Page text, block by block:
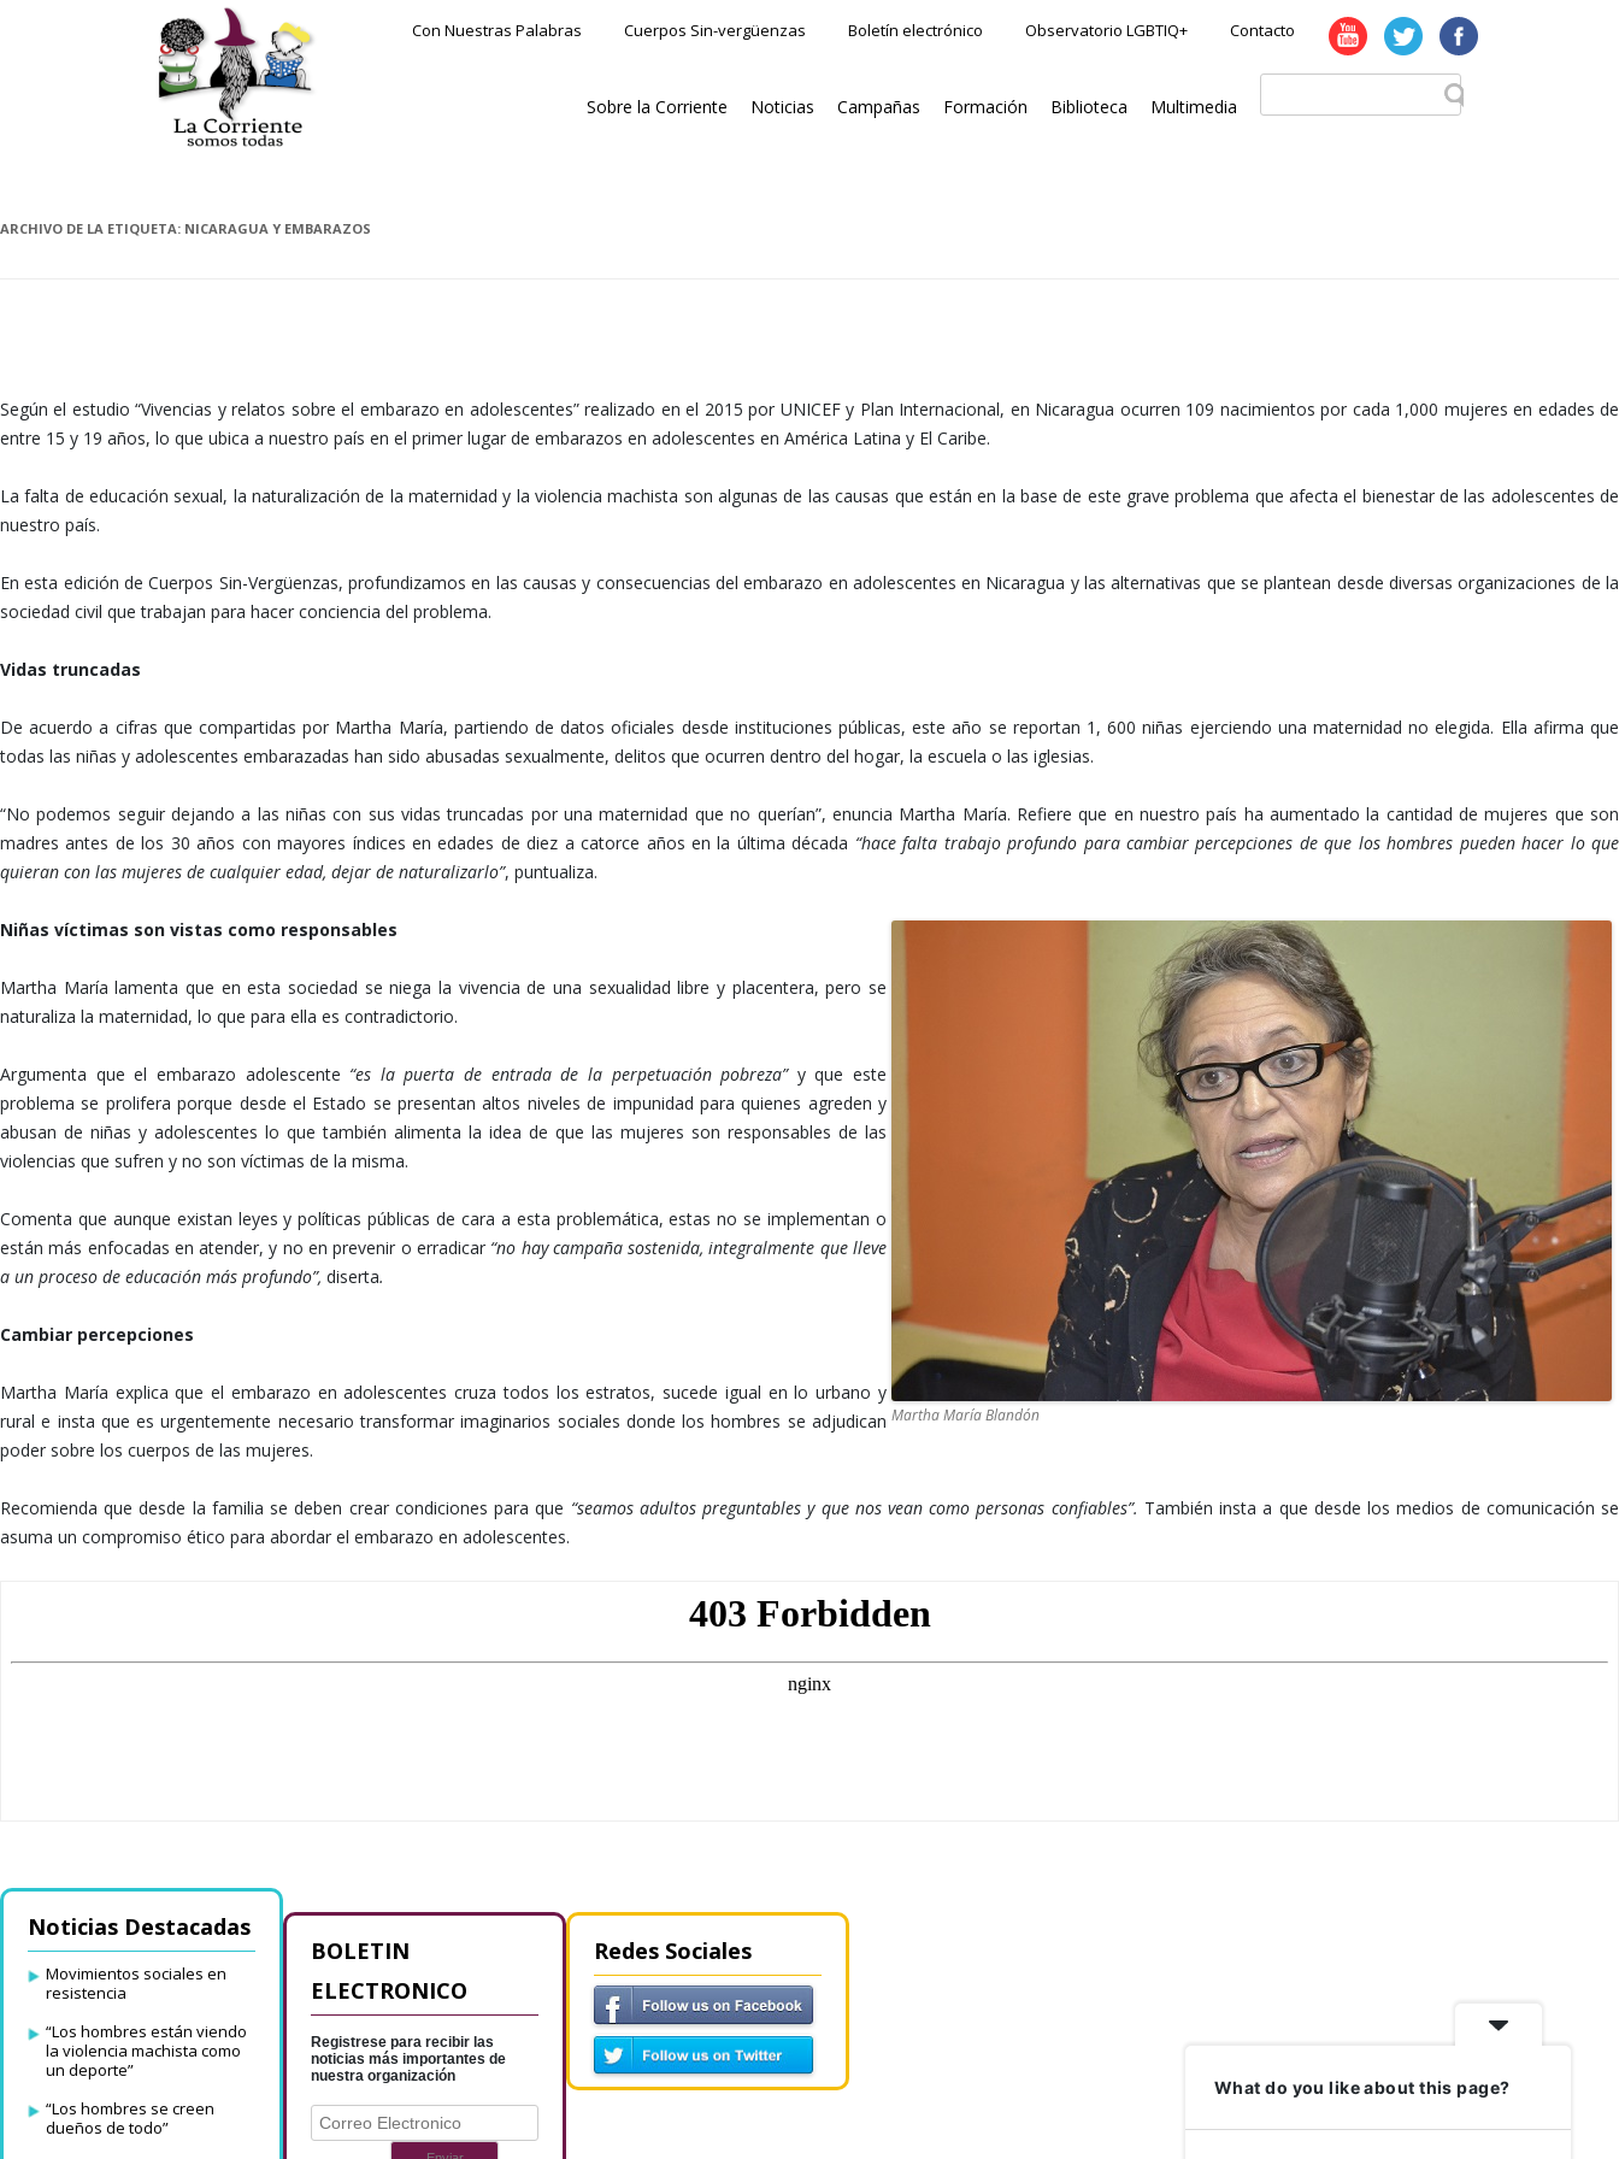
Con Nuestras Palabras Cuerpos Sin-vergüenzas Boletín electrónico Observatorio LGBTIQ+ Contacto
Sobre la Corriente Noticias Campañas Formación Biblioteca Multimedia
ARCHIVO DE LA ETIQUETA: NICARAGUA Y EMBARAZOS
Según el estudio “Vivencias y relatos sobre el embarazo en adolescentes” realizado en el 2015 por UNICEF y Plan Internacional, en Nicaragua ocurren 109 nacimientos por cada 1,000 mujeres en edades de
entre 15 y 19 años, lo que ubica a nuestro país en el primer lugar de embarazos en adolescentes en América Latina y El Caribe.
La falta de educación sexual, la naturalización de la maternidad y la violencia machista son algunas de las causas que están en la base de este grave problema que afecta el bienestar de las adolescentes de
nuestro país.
En esta edición de Cuerpos Sin-Vergüenzas, profundizamos en las causas y consecuencias del embarazo en adolescentes en Nicaragua y las alternativas que se plantean desde diversas organizaciones de la
sociedad civil que trabajan para hacer conciencia del problema.
Vidas truncadas
De acuerdo a cifras que compartidas por Martha María, partiendo de datos oficiales desde instituciones públicas, este año se reportan 1, 600 niñas ejerciendo una maternidad no elegida. Ella afirma que
todas las niñas y adolescentes embarazadas han sido abusadas sexualmente, delitos que ocurren dentro del hogar, la escuela o las iglesias.
“No podemos seguir dejando a las niñas con sus vidas truncadas por una maternidad que no querían”, enuncia Martha María. Refiere que en nuestro país ha aumentado la cantidad de mujeres que son
madres antes de los 30 años con mayores índices en edades de diez a catorce años en la última década “hace falta trabajo profundo para cambiar percepciones de que los hombres pueden hacer lo que
quieran con las mujeres de cualquier edad, dejar de naturalizarlo”, puntualiza.
Martha María Blandón
Niñas víctimas son vistas como responsables
Martha María lamenta que en esta sociedad se niega la vivencia de una sexualidad libre y placentera, pero se
naturaliza la maternidad, lo que para ella es contradictorio.
Argumenta que el embarazo adolescente “es la puerta de entrada de la perpetuación pobreza”y que este
problema se prolifera porque desde el Estado se presentan altos niveles de impunidad para quienes agreden y
abusan de niñas y adolescentes lo que también alimenta la idea de que las mujeres son responsables de las
violencias que sufren y no son víctimas de la misma.
Comenta que aunque existan leyes y políticas públicas de cara a esta problemática, estas no se implementan o
están más enfocadas en atender, y no en prevenir o erradicar “no hay campaña sostenida, integralmente que lleve
a un proceso de educación más profundo”, diserta.
Cambiar percepciones
Martha María explica que el embarazo en adolescentes cruza todos los estratos, sucede igual en lo urbano y
rural e insta que es urgentemente necesario transformar imaginarios sociales donde los hombres se adjudican
poder sobre los cuerpos de las mujeres.
Recomienda que desde la familia se deben crear condiciones para que “seamos adultos preguntables y que nos vean como personas confiables”. También insta a que desde los medios de comunicación se
asuma un compromiso ético para abordar el embarazo en adolescentes.
Noticias Destacadas
Movimientos sociales en
resistencia
“Los hombres están viendo
la violencia machista como
un deporte”
“Los hombres se creen
dueños de todo”
BOLETIN
ELECTRONICO
Registrese para recibir las
noticias más importantes de
nuestra organización
Redes Sociales
What do you like about this page?